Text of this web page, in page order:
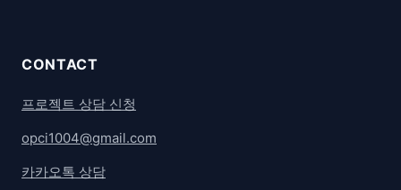
CONTACT
프로젝트 상담 신청
opci1004@gmail.com
카카오톡 상담